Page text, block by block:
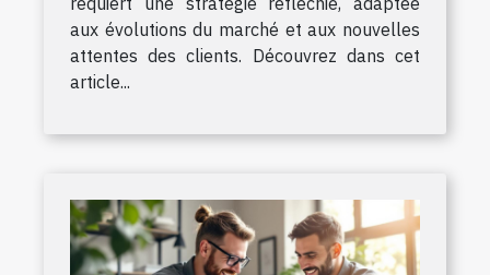
aux évolutions du marché et aux nouvelles
attentes des clients. Découvrez dans cet
article...